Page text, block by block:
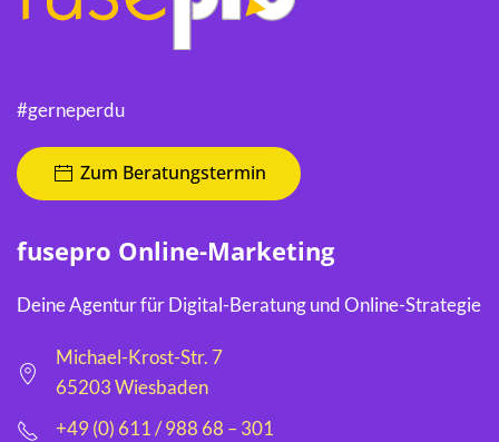
#gerneperdu
Zum Beratungstermin
fusepro Online-Marketing
Deine Agentur für Digital-Beratung und Online-Strategie
Michael-Krost-Str. 7
65203 Wiesbaden
+49 (0) 611 / 988 68 – 301